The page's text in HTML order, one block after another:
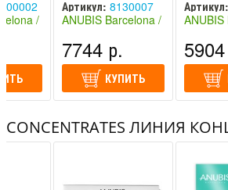
ЧАСТОТА
Курсовой прием в течении 7 дней, не
Ba
/
/ ANUBIS Barcelona
Артикул: 8130007
ANUBIS Barcelona /
(Испания)
7744 р.
КУПИТЬ
Артикул:
(Испания)
CONCENTRATES ЛИНИЯ